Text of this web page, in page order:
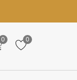
0
0